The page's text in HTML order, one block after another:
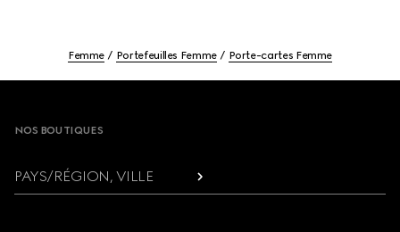
Femme Portefeuilles Femme Porte-cartes Femme
NOS BOUTIQUES
PAYS/RÉGION, VILLE